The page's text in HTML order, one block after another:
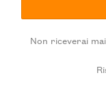
Non riceverai